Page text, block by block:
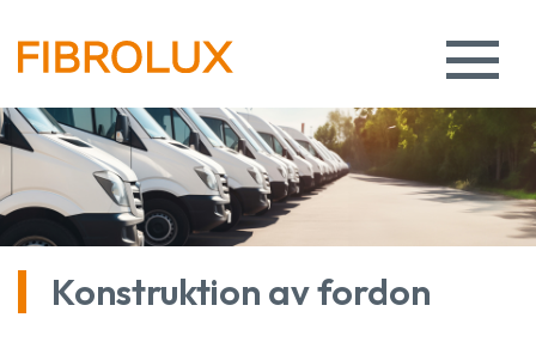
Konstruktion av fordon